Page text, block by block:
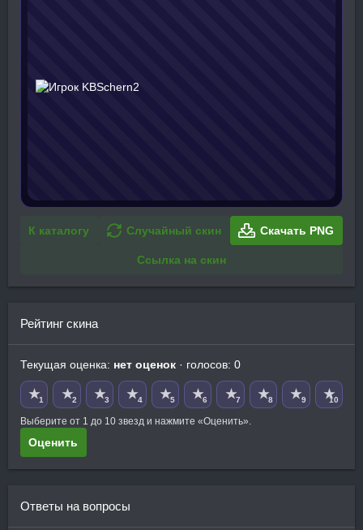
К каталогу Случайный скин Скачать PNG
Ссылка на скин
Рейтинг скина
Текущая оценка: нет оценок · голосов: 0
★1 ★2 ★3 ★4 ★5 ★6 ★7 ★8 ★9 ★10
Выберите от 1 до 10 звезд и нажмите «Оценить».
Оценить
Ответы на вопросы